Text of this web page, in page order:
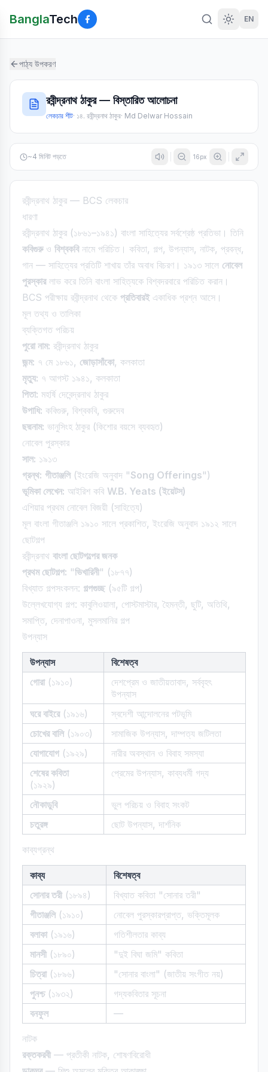
BanglaTech EN
পাঠ্য উপকরণ
রবীন্দ্রনাথ ঠাকুর — বিস্তারিত আলোচনা
লেকচার শীট· ১৪. রবীন্দ্রনাথ ঠাকুর· Md Delwar Hossain
~4 মিনিট পড়তে 16px
রবীন্দ্রনাথ ঠাকুর — BCS লেকচার
ধারণা
রবীন্দ্রনাথ ঠাকুর (১৮৬১–১৯৪১) বাংলা সাহিত্যের সর্বশ্রেষ্ঠ প্রতিভা। তিনি
কবিগুরুও বিশ্বকবিনামে পরিচিত। কবিতা, গল্প, উপন্যাস, নাটক, প্রবন্ধ,
গান — সাহিত্যের প্রতিটি শাখায় তাঁর অবাধ বিচরণ। ১৯১৩ সালে নোবেল
পুরস্কারলাভ করে তিনি বাংলা সাহিত্যকে বিশ্বদরবারে পরিচিত করান।
BCS পরীক্ষায় রবীন্দ্রনাথ থেকে প্রতিবারইএকাধিক প্রশ্ন আসে।
মূল তথ্য ও তালিকা
ব্যক্তিগত পরিচয়
পুরো নাম: রবীন্দ্রনাথ ঠাকুর
জন্ম: ৭ মে ১৮৬১, জোড়াসাঁকো, কলকাতা
মৃত্যু: ৭ আগস্ট ১৯৪১, কলকাতা
পিতা: মহর্ষি দেবেন্দ্রনাথ ঠাকুর
উপাধি: কবিগুরু, বিশ্বকবি, গুরুদেব
ছদ্মনাম: ভানুসিংহ ঠাকুর (কিশোর বয়সে ব্যবহৃত)
নোবেল পুরস্কার
সাল: ১৯১৩
গ্রন্থ: গীতাঞ্জলি(ইংরেজি অনুবাদ "Song Offerings")
ভূমিকা লেখেন: আইরিশ কবি W.B. Yeats (ইয়েটস)
এশিয়ার প্রথম নোবেল বিজয়ী (সাহিত্যে)
মূল বাংলা গীতাঞ্জলি ১৯১০ সালে প্রকাশিত, ইংরেজি অনুবাদ ১৯১২ সালে
ছোটগল্প
রবীন্দ্রনাথ বাংলা ছোটগল্পের জনক
প্রথম ছোটগল্প: "ভিখারিনী" (১৮৭৭)
বিখ্যাত গল্পসংকলন: গল্পগুচ্ছ(৯৫টি গল্প)
উল্লেখযোগ্য গল্প: কাবুলিওয়ালা, পোস্টমাস্টার, হৈমন্তী, ছুটি, অতিথি,
সমাপ্তি, দেনাপাওনা, মুসলমানির গল্প
উপন্যাস
উপন্যাস
বিশেষত্ব
গোরা(১৯১০)
দেশপ্রেম ও জাতীয়তাবাদ, সর্ববৃহৎ
উপন্যাস
ঘরে বাইরে(১৯১৬)
স্বদেশী আন্দোলনের পটভূমি
চোখের বালি(১৯০৩)
সামাজিক উপন্যাস, দাম্পত্য জটিলতা
যোগাযোগ (১৯২৯)
নারীর অবস্থান ও বিবাহ সমস্যা
শেষের কবিতা
(১৯২৯)
প্রেমের উপন্যাস, কাব্যধর্মী গদ্য
নৌকাডুবি
ভুল পরিচয় ও বিবাহ সংকট
চতুরঙ্গ
ছোট উপন্যাস, দার্শনিক
কাব্যগ্রন্থ
কাব্য
বিশেষত্ব
সোনার তরী (১৮৯৪)
বিখ্যাত কবিতা "সোনার তরী"
গীতাঞ্জলি(১৯১০)
নোবেল পুরস্কারপ্রাপ্ত, ভক্তিমূলক
বলাকা(১৯১৬)
গতিশীলতার কাব্য
মানসী (১৮৯০)
"দুই বিঘা জমি" কবিতা
চিত্রা(১৮৯৬)
"সোনার বাংলা" (জাতীয় সংগীত নয়)
পুনশ্চ(১৯৩২)
গদ্যকবিতার সূচনা
বনফুল
—
নাটক
রক্তকরবী — প্রতীকী নাটক, শোষণবিরোধী